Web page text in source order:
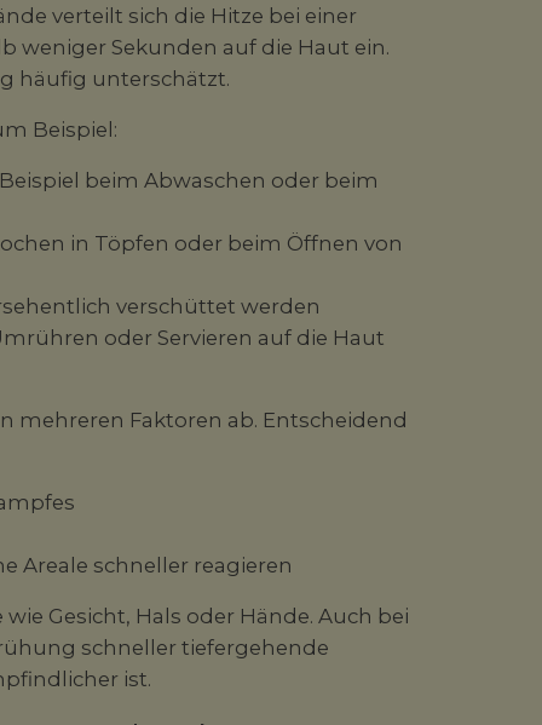
verteilt sich die Hitze bei einer
weniger Sekunden auf die Haut ein.
häufig unterschätzt.
Beispiel:
beim Abwaschen oder beim
in Töpfen oder beim Öffnen von
verschüttet werden
oder Servieren auf die Haut
mehreren Faktoren ab. Entscheidend
Areale schneller reagieren
Gesicht, Hals oder Hände. Auch bei
schneller tiefergehende
ist.